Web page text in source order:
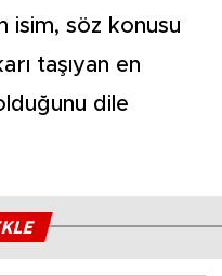
isim, söz konusu
taşıyan en
dile